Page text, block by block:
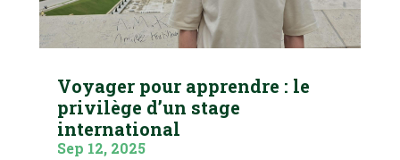
Voyager pour apprendre : le
privilège d’un stage
international
Sep 12, 2025